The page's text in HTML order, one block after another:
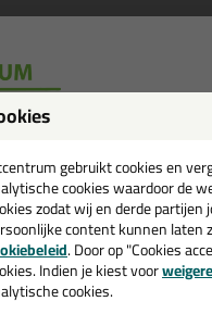
gebruikt cookies en
cookies waardoor de
zodat wij en derde
content kunnen laten
. Door op "Cookies
Indien je kiest voor
cookies.
💚
en ontvang een
€35,-bij je eerste bestelling!